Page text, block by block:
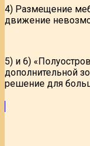
4) Размещение
движение
5) и 6)
дополнительной
решение для